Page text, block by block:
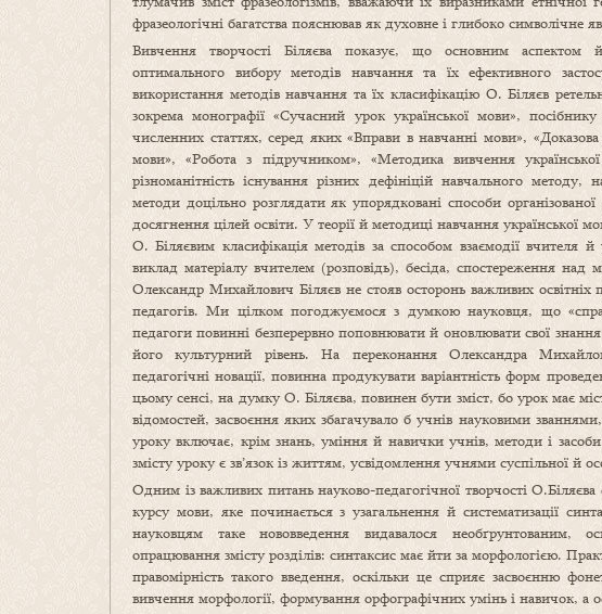
фразеологічні багатства пояснював як духовне і глибоко символічне
Вивчення творчості Біляєва показує, що основним аспектом
оптимального вибору методів навчання та їх ефективного
використання методів навчання та їх класифікацію О. Біляєв
зокрема монографії «Сучасний урок української мови»,
численних статтях, серед яких «Вправи в навчанні мови»,
мови», «Робота з підручником», «Методика вивчення
різноманітність існування різних дефініцій навчального
методи доцільно розглядати як упорядковані способи
досягнення цілей освіти. У теорії й методиці навчання української
О. Біляєвим класифікація методів за способом взаємодії вчителя
виклад матеріалу вчителем (розповідь), бесіда, спостереження
Олександр Михайлович Біляєв не стояв осторонь важливих освітніх
педагогів. Ми цілком погоджуємося з думкою науковця, що
педагоги повинні безперервно поповнювати й оновлювати свої
його культурний рівень. На переконання Олександра
педагогічні новації, повинна продукувати варіантність форм
цьому сенсі, на думку О. Біляєва, повинен бути зміст, бо урок має
відомостей, засвоєння яких збагачувало б учнів науковими
уроку включає, крім знань, уміння й навички учнів, методи і
змісту уроку є зв’язок із життям, усвідомлення учнями суспільної й
Одним із важливих питань науково-педагогічної творчості
курсу мови, яке починається з узагальнення й систематизації
науковцям таке нововведення видавалося необґрунтованим,
опрацювання змісту розділів: синтаксис має йти за морфологією.
правомірність такого введення, оскільки це сприяє засвоєнню
вивчення морфології, формування орфографічних умінь і навичок, а